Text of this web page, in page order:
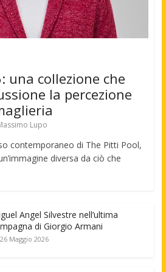
una collezione che
la percezione
Lupo
contemporaneo di The Pitti Pool,
diversa da ciò che
Angel Silvestre nell’ultima
di Giorgio Armani
26 Maggio 2026